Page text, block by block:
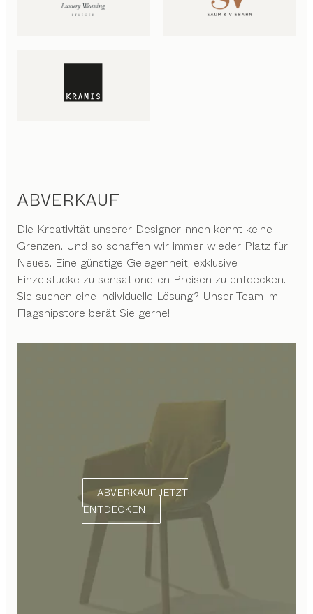
ABVERKAUF
Die Kreativität unserer Designer:innen kennt keine
Grenzen. Und so schaffen wir immer wieder Platz für
Neues. Eine günstige Gelegenheit, exklusive
Einzelstücke zu sensationellen Preisen zu entdecken.
Sie suchen eine individuelle Lösung? Unser Team im
Flagshipstore berät Sie gerne!
ABVERKAUF JETZT
ENTDECKEN